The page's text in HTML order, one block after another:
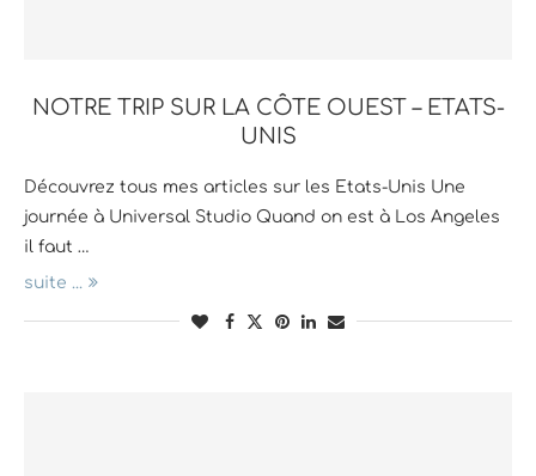
NOTRE TRIP SUR LA CÔTE OUEST – ETATS-
UNIS
Découvrez tous mes articles sur les Etats-Unis Une
journée à Universal Studio Quand on est à Los Angeles
il faut …
suite ...